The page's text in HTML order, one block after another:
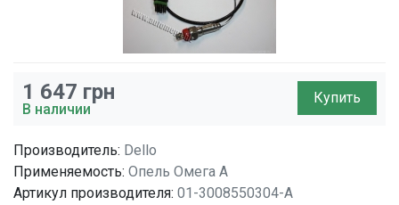
1 647 грн
В наличии
Купить
Производитель: Dello
Применяемость: Опель Омега A
Артикул производителя: 01-3008550304-A